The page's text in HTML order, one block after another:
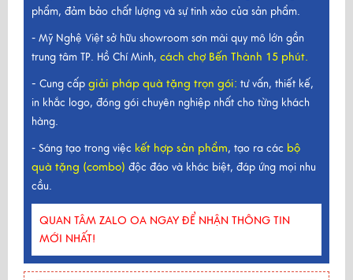
phẩm, đảm bảo chất lượng và sự tinh xảo của sản phẩm.
- Mỹ Nghệ Việt sở hữu showroom sơn mài quy mô lớn gần
trung tâm TP. Hồ Chí Minh, cách chợ Bến Thành 15 phút.
- Cung cấp giải pháp quà tặng trọn gói: tư vấn, thiết kế,
in khắc logo, đóng gói chuyên nghiệp nhất cho từng khách
hàng.
- Sáng tạo trong việc kết hợp sản phẩm, tạo ra các bộ
quà tặng (combo) độc đáo và khác biệt, đáp ứng mọi nhu
cầu.
QUAN TÂM ZALO OA NGAY ĐỂ NHẬN THÔNG TIN
MỚI NHẤT!